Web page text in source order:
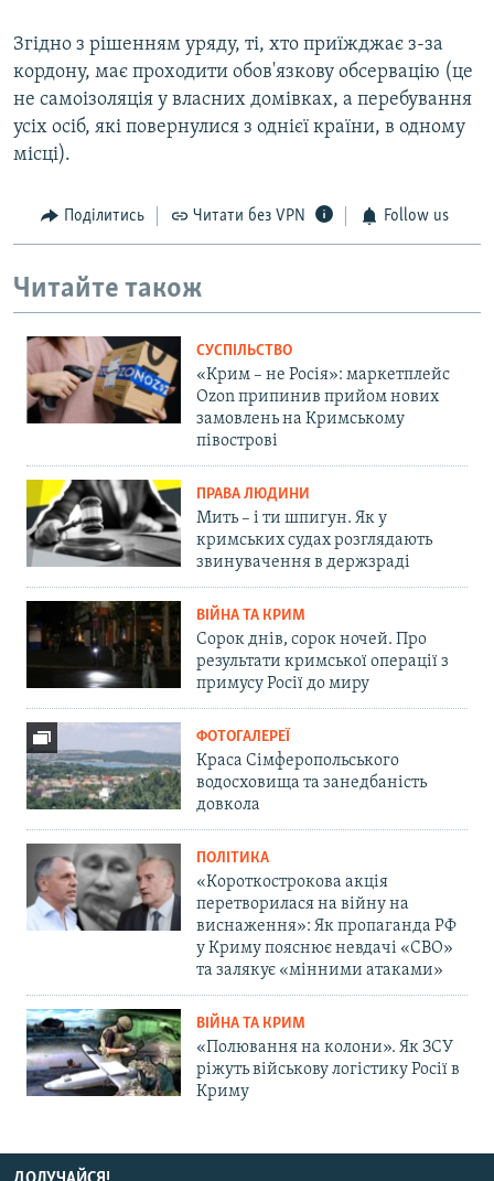
Згідно з рішенням уряду, ті, хто приїжджає з-за
кордону, має проходити обов'язкову обсервацію (це
не самоізоляція у власних домівках, а перебування
усіх осіб, які повернулися з однієї країни, в одному
місці).
Поділитись Читати без VPN Follow us
Читайте також
СУСПІЛЬСТВО
«Крим – не Росія»: маркетплейс
Ozon припинив прийом нових
замовлень на Кримському
півострові
ПРАВА ЛЮДИНИ
Мить – і ти шпигун. Як у
кримських судах розглядають
звинувачення в держзраді
ВІЙНА ТА КРИМ
Сорок днів, сорок ночей. Про
результати кримської операції з
примусу Росії до миру
ФОТОГАЛЕРЕЇ
Краса Сімферопольського
водосховища та занедбаність
довкола
ПОЛІТИКА
«Короткострокова акція
перетворилася на війну на
виснаження»: Як пропаганда РФ
у Криму пояснює невдачі «СВО»
та залякує «мінними атаками»
ВІЙНА ТА КРИМ
«Полювання на колони». Як ЗСУ
ріжуть військову логістику Росії в
Криму